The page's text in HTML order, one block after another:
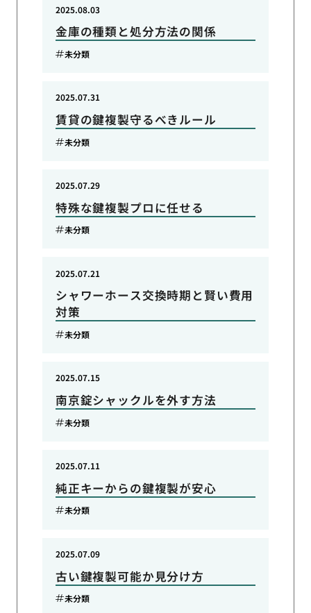
金庫の種類と処分方法の関係
2025.08.03
未分類
賃貸の鍵複製守るべきルール
2025.07.31
未分類
特殊な鍵複製プロに任せる
2025.07.29
未分類
シャワーホース交換時期と賢い費用
対策
2025.07.21
未分類
南京錠シャックルを外す方法
2025.07.15
未分類
純正キーからの鍵複製が安心
2025.07.11
未分類
古い鍵複製可能か見分け方
2025.07.09
未分類